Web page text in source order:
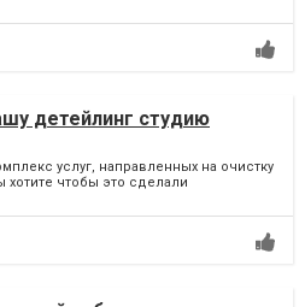
детейлинг студию
услуг, направленных на очистку
хотите чтобы это сделали